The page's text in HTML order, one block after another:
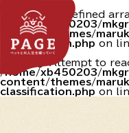
Warning: Undefined
/home/xb450203/
content/themes/
classification.php on
: Attempt to
/home/xb450203/
content/themes/
classification.php on